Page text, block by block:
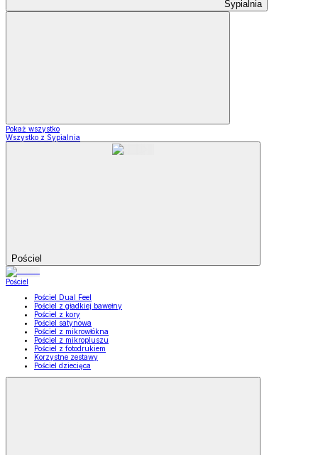
Sypialnia
Pokaż wszystko
Wszystko z Sypialnia
Pościel
Pościel
Pościel Dual Feel
Pościel z gładkiej bawełny
Pościel z kory
Pościel satynowa
Pościel z mikrowłókna
Pościel z mikropluszu
Pościel z fotodrukiem
Korzystne zestawy
Pościel dziecięca